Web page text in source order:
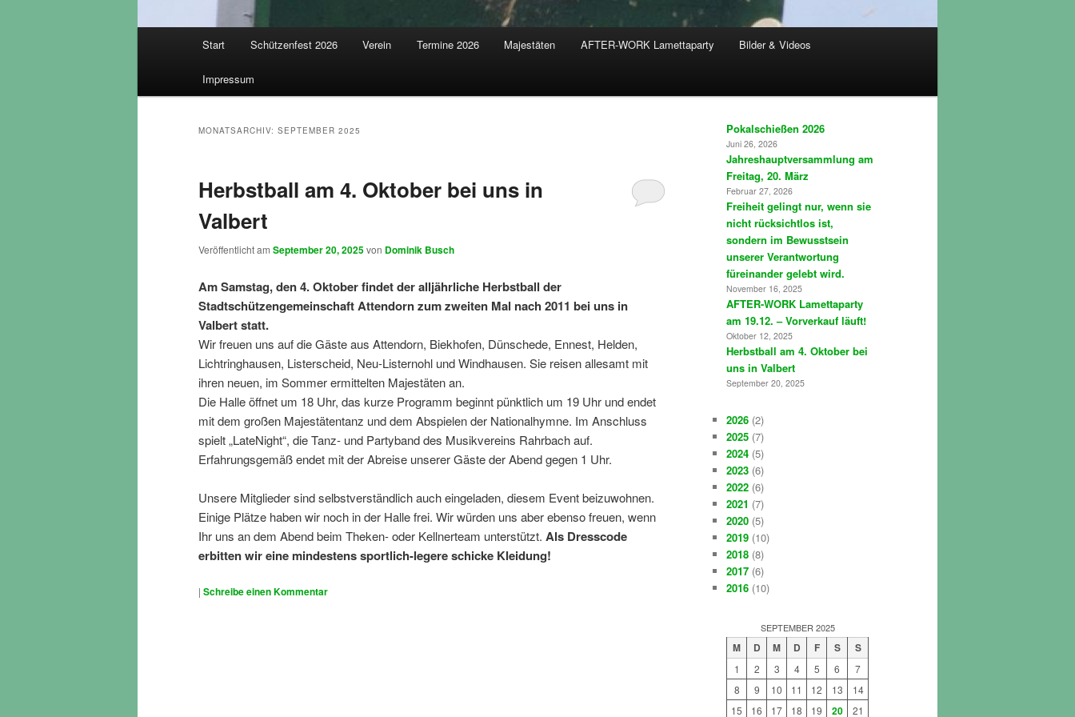
Start Schützenfest 2026 Verein Termine 2026 Majestäten AFTER-WORK Lamettaparty Bilder & Videos
Impressum
MONATSARCHIV: SEPTEMBER 2025
Herbstball am 4. Oktober bei uns in
Valbert
Veröffentlicht am September 20, 2025von Dominik Busch
Am Samstag, den 4. Oktober findet der alljährliche Herbstball der
Stadtschützengemeinschaft Attendorn zum zweiten Mal nach 2011 bei uns in
Valbert statt.
Wir freuen uns auf die Gäste aus Attendorn, Biekhofen, Dünschede, Ennest, Helden,
Lichtringhausen, Listerscheid, Neu-Listernohl und Windhausen. Sie reisen allesamt mit
ihren neuen, im Sommer ermittelten Majestäten an.
Die Halle öffnet um 18 Uhr, das kurze Programm beginnt pünktlich um 19 Uhr und endet
mit dem großen Majestätentanz und dem Abspielen der Nationalhymne. Im Anschluss
spielt „LateNight“, die Tanz- und Partyband des Musikvereins Rahrbach auf.
Erfahrungsgemäß endet mit der Abreise unserer Gäste der Abend gegen 1 Uhr.
Unsere Mitglieder sind selbstverständlich auch eingeladen, diesem Event beizuwohnen.
Einige Plätze haben wir noch in der Halle frei. Wir würden uns aber ebenso freuen, wenn
Ihr uns an dem Abend beim Theken- oder Kellnerteam unterstützt. Als Dresscode
erbitten wir eine mindestens sportlich-legere schicke Kleidung!
| Schreibe einen Kommentar
Pokalschießen 2026
Juni 26, 2026
Jahreshauptversammlung am
Freitag, 20. März
Februar 27, 2026
Freiheit gelingt nur, wenn sie
nicht rücksichtlos ist,
sondern im Bewusstsein
unserer Verantwortung
füreinander gelebt wird.
November 16, 2025
AFTER-WORK Lamettaparty
am 19.12. – Vorverkauf läuft!
Oktober 12, 2025
Herbstball am 4. Oktober bei
uns in Valbert
September 20, 2025
2026 (2)
2025 (7)
2024 (5)
2023 (6)
2022 (6)
2021 (7)
2020 (5)
2019 (10)
2018 (8)
2017 (6)
2016 (10)
SEPTEMBER 2025
M D M D F S S
1 2 3 4 5 6
7
8
9 10 11 12 13
14
15
16 17 18 19 20 21